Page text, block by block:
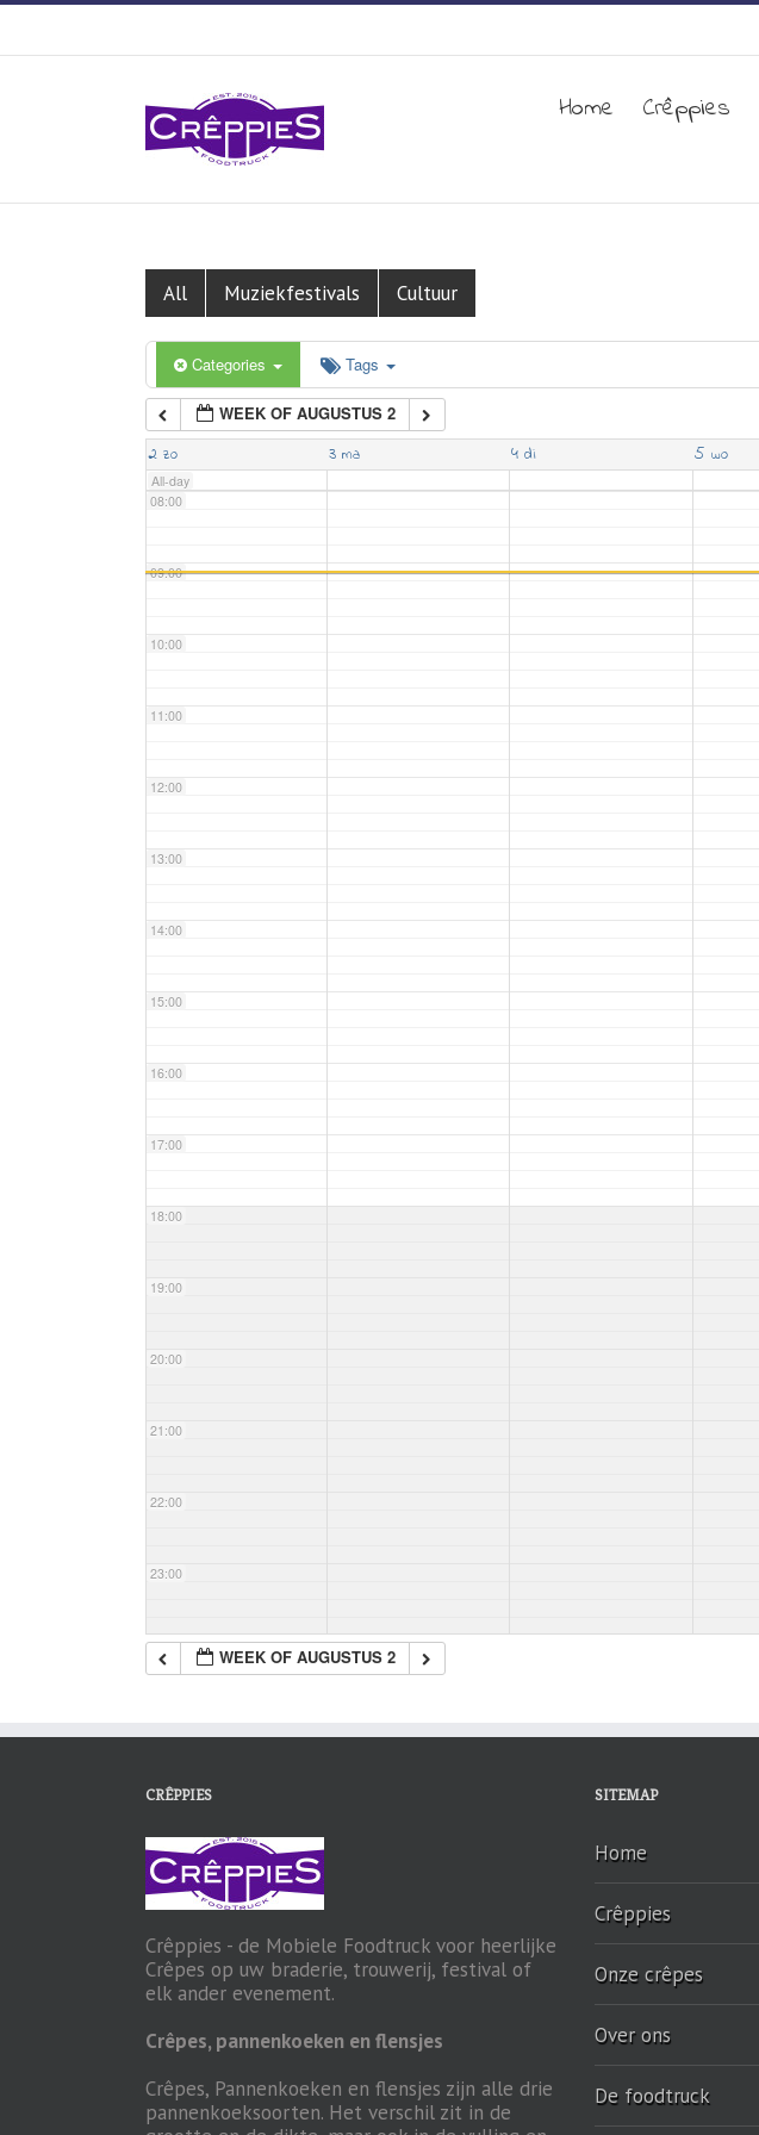
Home Crêppies
All Muziekfestivals Cultuur
Categories Tags
WEEK OF AUGUSTUS 2
2 zo 3 ma 4 di 5 wo
All-day
03:00
05:00
06:00
07:00
08:00
09:00
10:00
11:00
12:00
13:00
14:00
15:00
16:00
17:00
18:00
19:00
20:00
21:00
22:00
23:00
WEEK OF AUGUSTUS 2
CRÊPPIES
Crêppies - de Mobiele Foodtruck voor heerlijke
Crêpes op uw braderie, trouwerij, festival of
elk ander evenement.
Crêpes, pannenkoeken en flensjes
Crêpes, Pannenkoeken en flensjes zijn alle drie
pannenkoeksoorten. Het verschil zit in de
SITEMAP
Home
Crêppies
Onze crêpes
Over ons
De foodtruck